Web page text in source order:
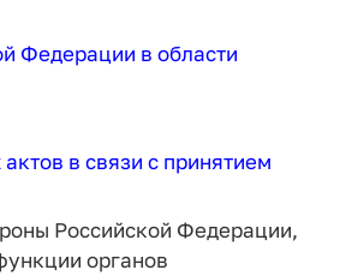
Федерации в области
в связи с принятием
Российской Федерации,
органов